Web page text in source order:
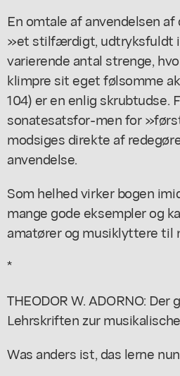
En omtale af anvendelsen af
»et stilfærdigt, udtryksfuldt
varierende antal strenge,
klimpre sit eget følsomme
104) er en enlig skrubtudse.
sonatesatsfor-men for
modsiges direkte af
anvendelse.
Som helhed virker bogen
mange gode eksempler og
amatører og musiklyttere til
*
THEODOR W. ADORNO:
Lehrskriften zur
Was anders ist, das lerne